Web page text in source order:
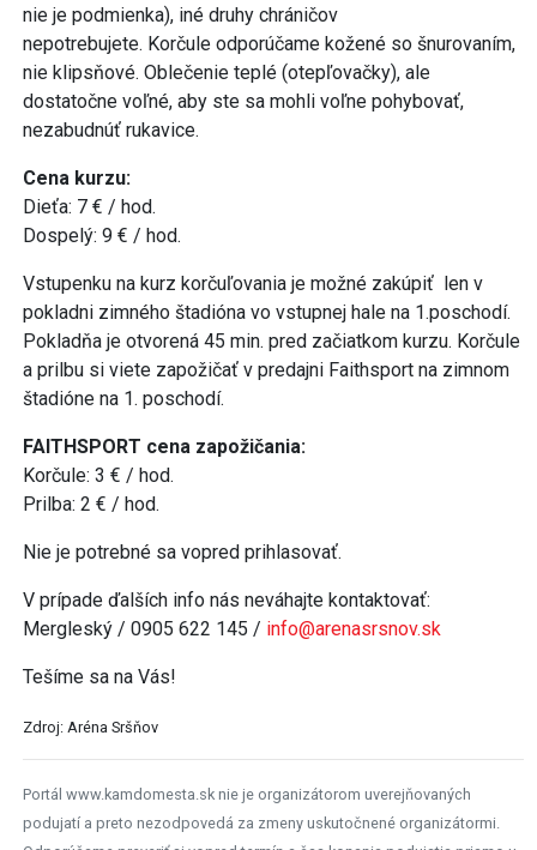
nie je podmienka), iné druhy chráničov
nepotrebujete. Korčule odporúčame kožené so šnurovaním,
nie klipsňové. Oblečenie teplé (otepľovačky), ale
dostatočne voľné, aby ste sa mohli voľne pohybovať,
nezabudnúť rukavice.
Cena kurzu:
Dieťa: 7 € / hod.
Dospelý: 9 € / hod.
Vstupenku na kurz korčuľovania je možné zakúpiť len v
pokladni zimného štadióna vo vstupnej hale na 1.poschodí.
Pokladňa je otvorená 45 min. pred začiatkom kurzu. Korčule
a prilbu si viete zapožičať v predajni Faithsport na zimnom
štadióne na 1. poschodí.
FAITHSPORT cena zapožičania:
Korčule: 3 € / hod.
Prilba: 2 € / hod.
Nie je potrebné sa vopred prihlasovať.
V prípade ďalších info nás neváhajte kontaktovať:
Mergleský / 0905 622 145 / info@arenasrsnov.sk
Tešíme sa na Vás!
Zdroj: Aréna Sršňov
Portál www.kamdomesta.sk nie je organizátorom uverejňovaných
podujatí a preto nezodpovedá za zmeny uskutočnené organizátormi.